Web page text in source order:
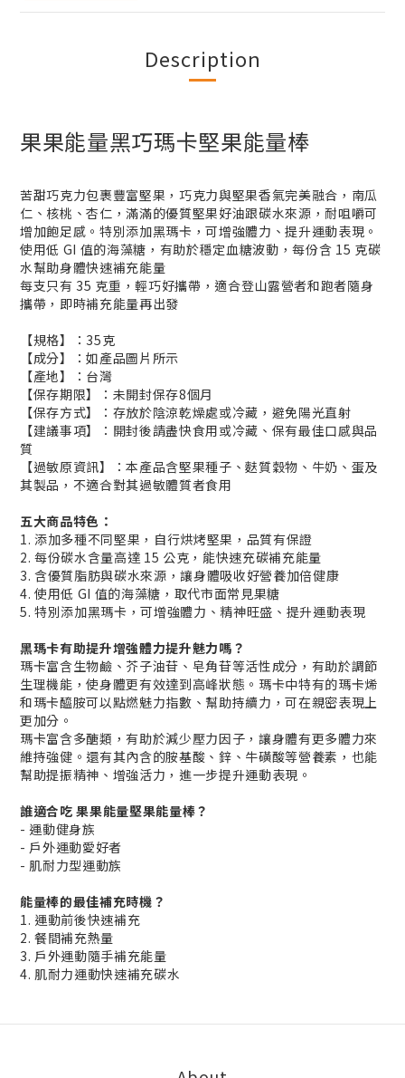
Description
果果能量黑巧瑪卡堅果能量棒
苦甜巧克力包裹豐富堅果，巧克力與堅果香氣完美融合，南瓜
仁、核桃、杏仁，滿滿的優質堅果好油跟碳水來源，耐咀嚼可
增加飽足感。特別添加黑瑪卡，可增強體力、提升運動表現。
使用低 GI 值的海藻糖，有助於穩定血糖波動，每份含 15 克碳
水幫助身體快速補充能量
每支只有 35 克重，輕巧好攜帶，適合登山露營者和跑者隨身
攜帶，即時補充能量再出發
【規格】：35克
【成分】：如產品圖片所示
【產地】：台灣
【保存期限】：未開封保存8個月
【保存方式】：存放於陰涼乾燥處或冷藏，避免陽光直射
【建議事項】：開封後請盡快食用或冷藏、保有最佳口感與品
質
【過敏原資訊】：本產品含堅果種子、麩質穀物、牛奶、蛋及
其製品，不適合對其過敏體質者食用
五大商品特色：
1. 添加多種不同堅果，自行烘烤堅果，品質有保證
2. 每份碳水含量高達 15 公克，能快速充碳補充能量
3. 含優質脂肪與碳水來源，讓身體吸收好營養加倍健康
4. 使用低 GI 值的海藻糖，取代市面常見果糖
5. 特別添加黑瑪卡，可增強體力、精神旺盛、提升運動表現
黑瑪卡有助提升增強體力提升魅力嗎？
瑪卡富含生物鹼、芥子油苷、皂角苷等活性成分，有助於調節
生理機能，使身體更有效達到高峰狀態。瑪卡中特有的瑪卡烯
和瑪卡醯胺可以點燃魅力指數、幫助持續力，可在親密表現上
更加分。
瑪卡富含多醣類，有助於減少壓力因子，讓身體有更多體力來
維持強健。還有其內含的胺基酸、鋅、牛磺酸等營養素，也能
幫助提振精神、增強活力，進一步提升運動表現。
誰適合吃 果果能量堅果能量棒？
- 運動健身族
- 戶外運動愛好者
- 肌耐力型運動族
能量棒的最佳補充時機？
1. 運動前後快速補充
2. 餐間補充熱量
3. 戶外運動隨手補充能量
4. 肌耐力運動快速補充碳水